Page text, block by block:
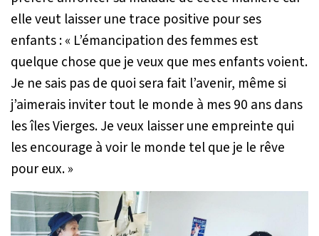
elle veut laisser une trace positive pour ses
enfants :« L’émancipation des femmes est
quelque chose que je veux que mes enfants voient.
Je ne sais pas de quoi sera fait l’avenir, même si
j’aimerais inviter tout le monde à mes 90 ans dans
les îles Vierges. Je veux laisser une empreinte qui
les encourage à voir le monde tel que je le rêve
pour eux. »